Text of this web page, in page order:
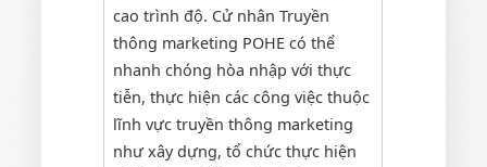
cao trình độ. Cử nhân Truyền
thông marketing POHE có thể
nhanh chóng hòa nhập với thực
tiễn, thực hiện các công việc thuộc
lĩnh vực truyền thông marketing
như xây dựng, tổ chức thực hiện